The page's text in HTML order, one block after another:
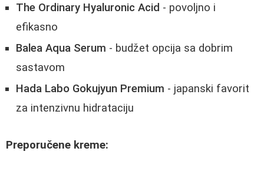
The Ordinary Hyaluronic Acid - povoljno i
efikasno
Balea Aqua Serum - budžet opcija sa dobrim
sastavom
Hada Labo Gokujyun Premium - japanski favorit
za intenzivnu hidrataciju
Preporučene kreme: